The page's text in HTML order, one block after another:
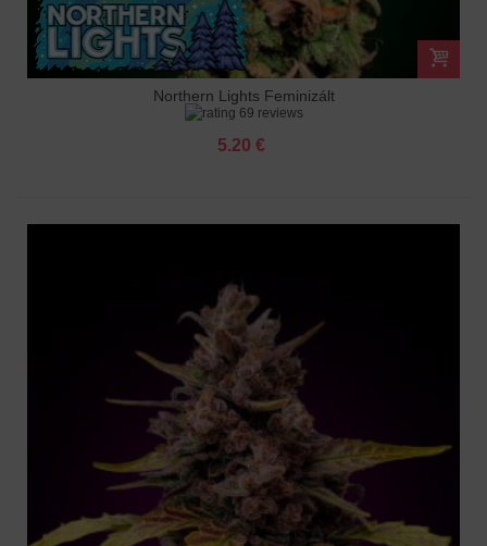
Northern Lights Feminizált
69 reviews
5.20 €